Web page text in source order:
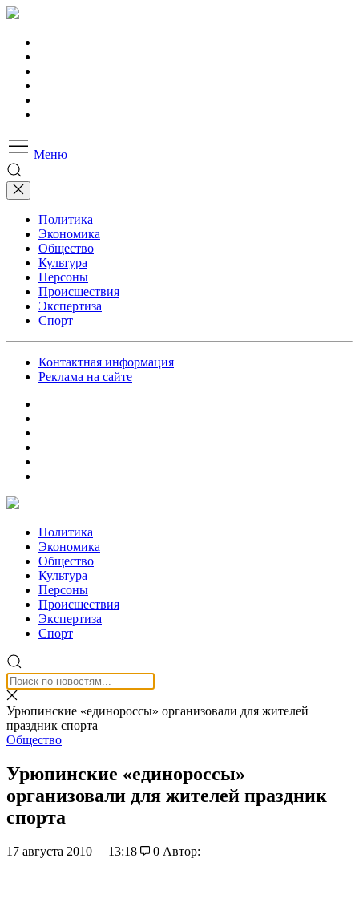
Меню
Политика
Экономика
Общество
Культура
Персоны
Происшествия
Экспертиза
Спорт
Контактная информация
Реклама на сайте
Политика
Экономика
Общество
Культура
Персоны
Происшествия
Экспертиза
Спорт
Урюпинские «единороссы» организовали для жителей
праздник спорта
Общество
Урюпинские «единороссы»
организовали для жителей праздник
спорта
17 августа 2010 13:18 0 Автор: